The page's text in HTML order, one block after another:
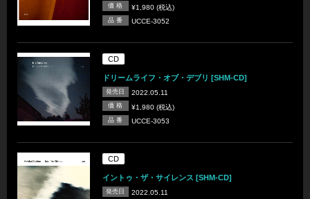
価 格 ¥1,980 (税込)
品 番 UCCE-3052
CD
ドリームライフ・オブ・デブリ [SHM-CD]
発売日 2022.05.11
価 格 ¥1,980 (税込)
品 番 UCCE-3053
CD
イントゥ・ザ・サイレンス [SHM-CD]
発売日 2022.05.11